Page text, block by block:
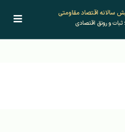
سالانه اقتصاد مقاومتی
ثبات و رونق اقتصادی